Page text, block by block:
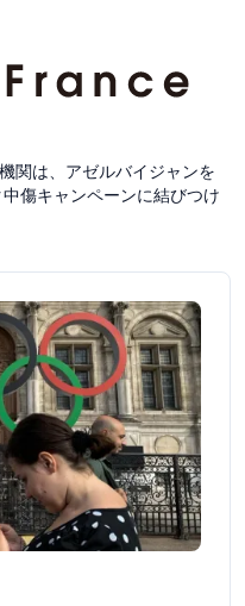
関は、アゼルバイジャンを
傷キャンペーンに結びつけ